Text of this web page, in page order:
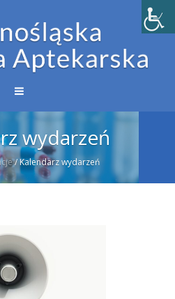
wydarzeń
/Kalendarz wydarzeń